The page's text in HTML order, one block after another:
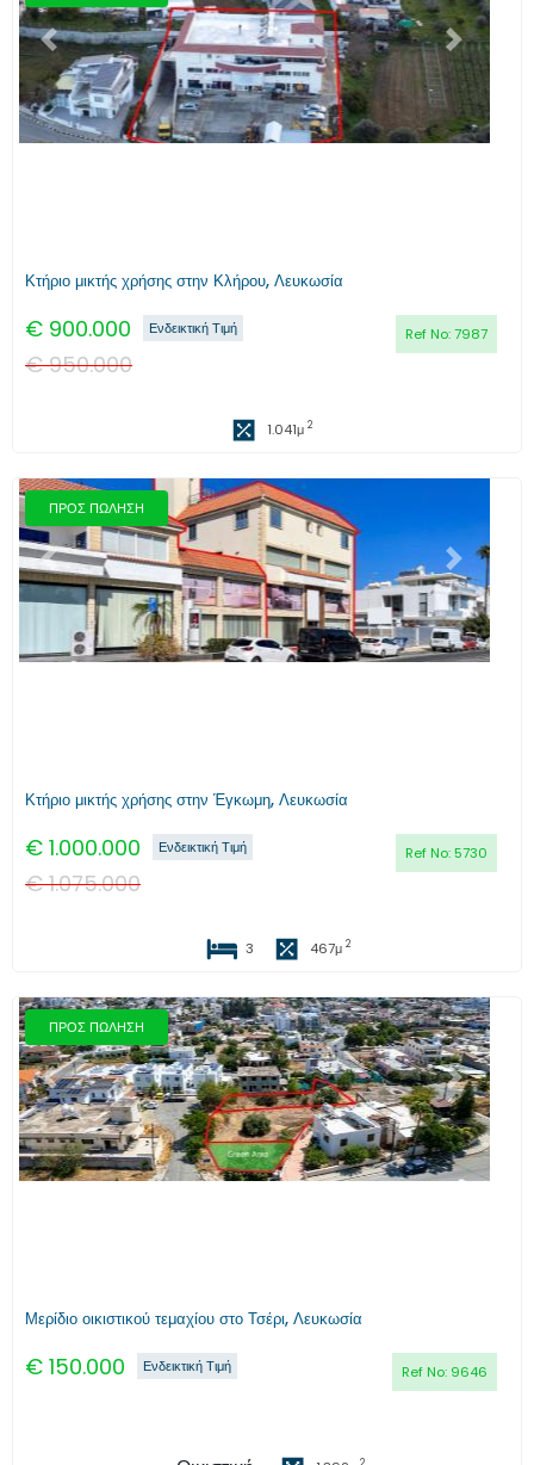
Προηγούμενο Επόμενο
Κτήριο μικτής χρήσης στην Κλήρου, Λευκωσία
€ 900.000 Ref No:7987
Ενδεικτική Τιμή
€950.000
1.041μ 2
ΠΡΟΣ ΠΩΛΗΣΗ
Προηγούμενο Επόμενο
Κτήριο μικτής χρήσης στην Έγκωμη, Λευκωσία
€ 1.000.000 Ref No:5730
Ενδεικτική Τιμή
€1.075.000
3 467μ 2
ΠΡΟΣ ΠΩΛΗΣΗ
Προηγούμενο Επόμενο
Μερίδιο οικιστικού τεμαχίου στο Τσέρι, Λευκωσία
€ 150.000 Ref No: 9646
Ενδεικτική Τιμή